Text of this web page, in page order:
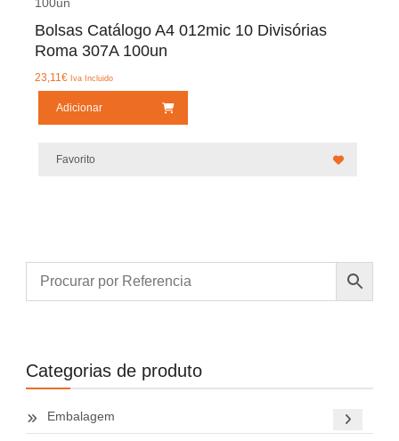
Bolsas Catálogo A4 012mic 10 Divisórias
Roma 307A 100un
23,11€ Iva Incluido
Adicionar
Favorito
Categorias de produto
Embalagem